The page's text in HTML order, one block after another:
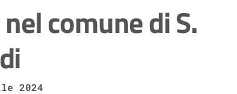
comune di S.
2024